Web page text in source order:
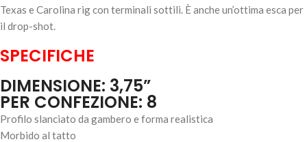
7,90€ 1 disponibili
AGGIUNGI AL
Texas e Carolina rig con terminali sottili. È anche un’ottima esca per
il drop-shot.
SPECIFICHE
DIMENSIONE: 3,75”
PER CONFEZIONE: 8
Profilo slanciato da gambero e forma realistica
Morbido al tatto